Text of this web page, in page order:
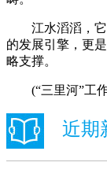
江水滔滔，它
的发展引擎，更
略支撑。
(“三里河”工